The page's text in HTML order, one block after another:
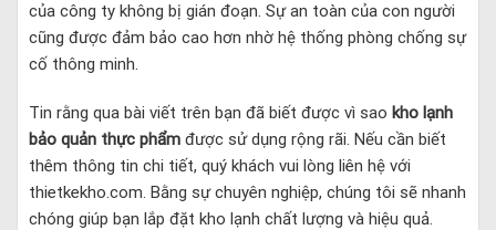
của công ty không bị gián đoạn. Sự an toàn của con người
cũng được đảm bảo cao hơn nhờ hệ thống phòng chống sự
cố thông minh.
Tin rằng qua bài viết trên bạn đã biết được vì sao kho lạnh
bảo quản thực phẩm được sử dụng rộng rãi. Nếu cần biết
thêm thông tin chi tiết, quý khách vui lòng liên hệ với
thietkekho.com. Bằng sự chuyên nghiệp, chúng tôi sẽ nhanh
chóng giúp bạn lắp đặt kho lạnh chất lượng và hiệu quả.